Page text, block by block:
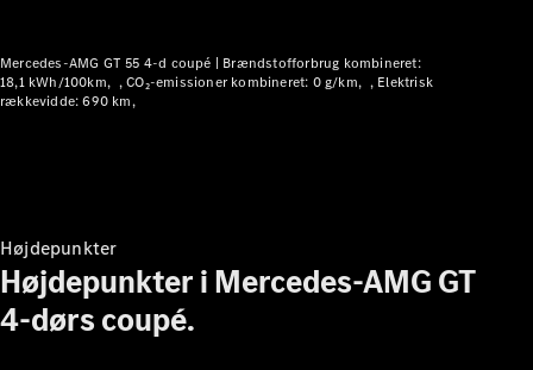
Alle Sedans
CLA
Sedan
EQE
Sedan
Elektrisk
EQS
Mercedes-AMG GT 55 4-d coupé | Brændstofforbrug kombineret:
18,1 kWh/100km
CO₂-emissioner kombineret: 0 g/km
Elektrisk
rækkevidde: 690 km
Højdepunkter
Højdepunkter i Mercedes-AMG GT
4-dørs coupé.